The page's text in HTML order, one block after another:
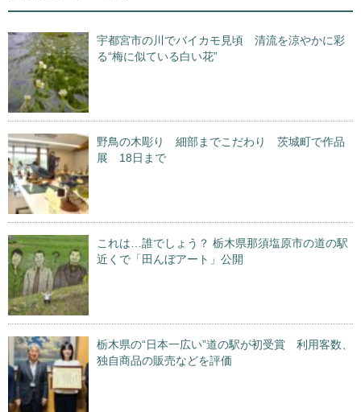
宇都宮市の川でバイカモ見頃 清流を涼やかに彩
る“梅に似ている白い花”
野鳥の木彫り 細部までこだわり 茨城町で作品
展 18日まで
これは…誰でしょう？ 栃木県那須塩原市の道の駅
近くで「田んぼアート」公開
栃木県の“日本一広い”道の駅が初受賞 利用客数、
独自商品の販売などを評価